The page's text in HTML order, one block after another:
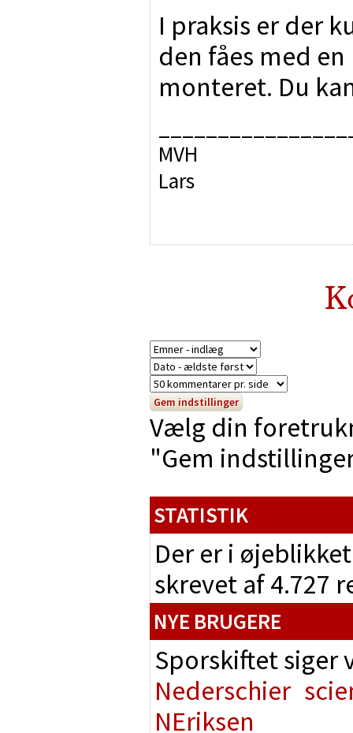
I praksis er der
den fåes med
monteret. Du
MVH
Lars
Vælg din
"Gem
STATISTIK
Der er i
skrevet af 4.727
NYE BRUGERE
Sporskiftet
Nederschier
NEriksen